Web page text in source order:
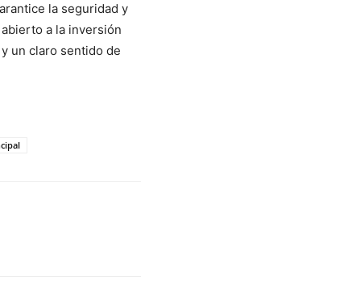
la seguridad y
a la inversión
un claro sentido de